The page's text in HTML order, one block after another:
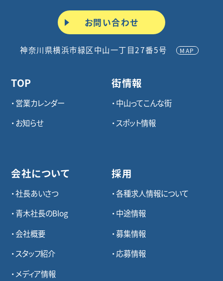
お問い合わせ
神奈川県横浜市緑区中山一丁目27番5号 MAP
TOP
営業カレンダー
お知らせ
会社について
社長あいさつ
青木社長のBlog
会社概要
スタッフ紹介
メディア情報
街情報
中山ってこんな街
スポット情報
採用
各種求⼈情報について
中途情報
募集情報
応募情報